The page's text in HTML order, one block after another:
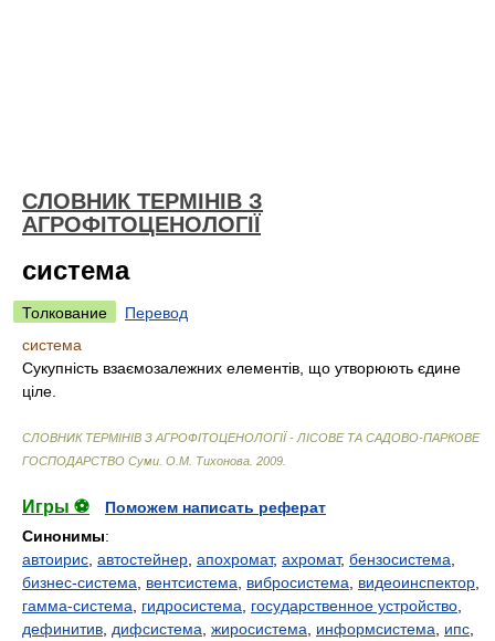
СЛОВНИК ТЕРМІНІВ З
АГРОФІТОЦЕНОЛОГІЇ
система
Толкование
Перевод
система
Сукупність взаємозалежних елементів, що утворюють єдине
ціле.
СЛОВНИК ТЕРМІНІВ З АГРОФІТОЦЕНОЛОГІЇ - ЛІСОВЕ ТА САДОВО-ПАРКОВЕ
ГОСПОДАРСТВО Суми О.М. Тихонова 2009
Игры ⚽
Поможем написать реферат
Синонимы:
автоирис автостейнер апохромат, ахромат, бензосистема
бизнес-система
вентсистема вибросистема видеоинспектор
гамма-система
гидросистема государственное устройство
дефинитив дифсистема жиросистема информсистема ипс